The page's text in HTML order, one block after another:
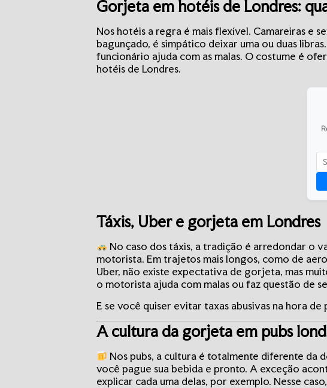
Gorjeta em hotéis de Londres:
Nos hotéis a regra é mais flexível. Camareiras e
bagunçado, é simpático deixar uma ou duas
funcionário ajuda com as malas. O costume é
hotéis de Londres.
Táxis, Uber e gorjeta em Londres
No caso dos táxis, a tradição é arredondar o
motorista. Em trajetos mais longos, como de
Uber, não existe expectativa de gorjeta, mas
o motorista ajuda com malas ou faz questão de
E se você quiser evitar taxas abusivas na hora
A cultura da gorjeta em pubs
Nos pubs, a cultura é totalmente diferente da
você pague sua bebida e pronto. A exceção
explicar cada uma delas, por exemplo. Nesse